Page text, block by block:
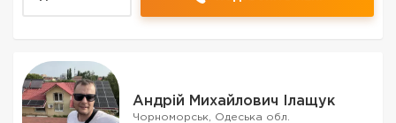
Андрій Михайлович Ілащук
Чорноморськ, Одеська обл.